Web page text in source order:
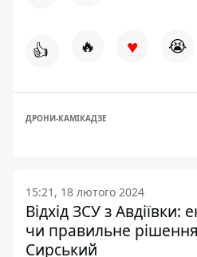
👍 🔥 ♥ 😭
ДРОНИ-КАМІКАДЗЕ
15:21, 18 лютого 2024
Відхід ЗСУ з Авдіївки:
чи правильне
Сирський